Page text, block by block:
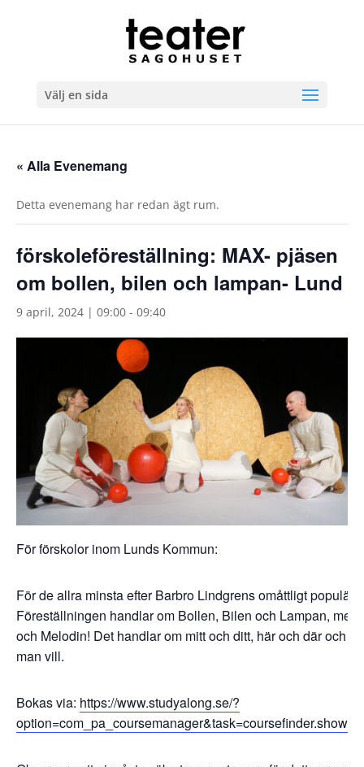
Välj en sida
« Alla Evenemang
Detta evenemang har redan ägt rum.
förskoleföreställning: MAX- pjäsen
om bollen, bilen och lampan- Lund
9 april, 2024 | 09:00 - 09:40
För förskolor inom Lunds Kommun:
För de allra minsta efter Barbro Lindgrens omåttligt
Föreställningen handlar om Bollen, Bilen och Lampan, men
och Melodin! Det handlar om mitt och ditt, här och där och
man vill.
Bokas via: https://www.studyalong.se/?